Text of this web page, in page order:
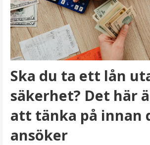
Ska du ta ett lån
säkerhet? Det här
att tänka på innan
ansöker